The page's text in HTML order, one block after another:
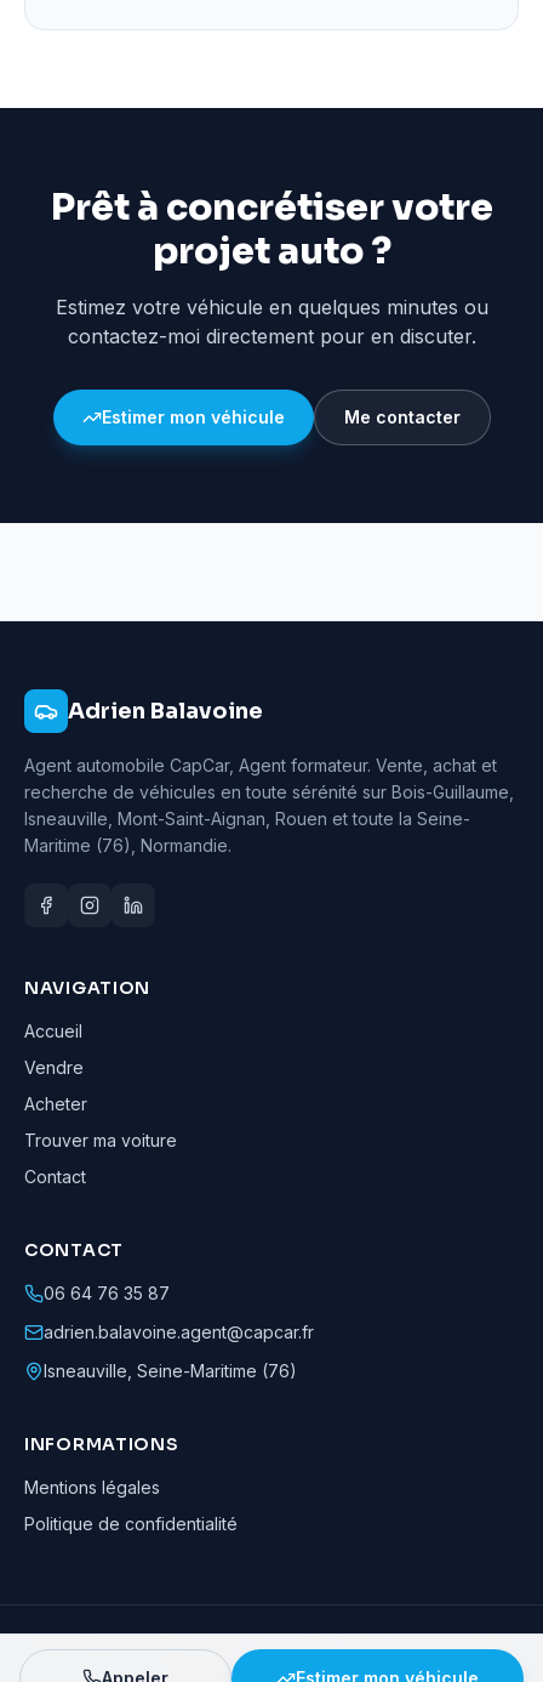
Prêt à concrétiser votre
projet auto ?
Estimez votre véhicule en quelques minutes ou
contactez-moi directement pour en discuter.
Estimer mon véhicule Me contacter
Adrien Balavoine
Agent automobile CapCar, Agent formateur. Vente, achat et
recherche de véhicules en toute sérénité sur Bois-Guillaume,
Isneauville, Mont-Saint-Aignan, Rouen et toute la Seine-
Maritime (76), Normandie.
NAVIGATION
Accueil
Vendre
Acheter
Trouver ma voiture
Contact
CONTACT
06 64 76 35 87
adrien.balavoine.agent@capcar.fr
Isneauville Seine-Maritime (76)
INFORMATIONS
Mentions légales
Politique de confidentialité
Adrien Balavoine—Agent automobile CapCar, Agent formateur· ©
· Tous droits réservés
Appeler Estimer mon véhicule